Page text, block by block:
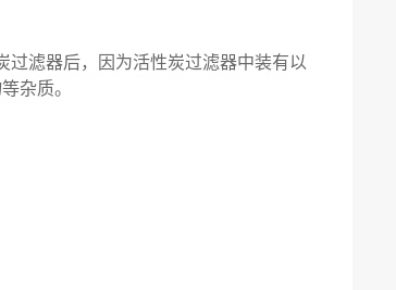
滤器后，因为活性炭过滤器中装有以
杂质。